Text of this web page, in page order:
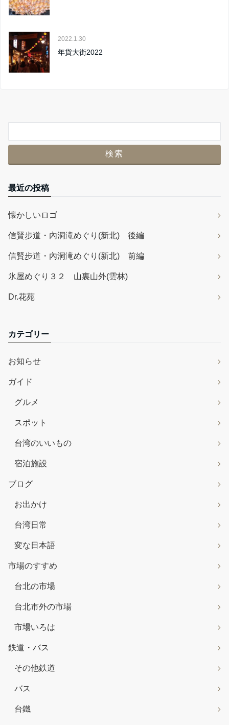
2022.1.30
年貨大街2022
最近の投稿
懐かしいロゴ
信賢步道・內洞滝めぐり(新北) 後編
信賢步道・內洞滝めぐり(新北) 前編
氷屋めぐり３２ 山裏山外(雲林)
Dr.花苑
カテゴリー
お知らせ
ガイド
グルメ
スポット
台湾のいいもの
宿泊施設
ブログ
お出かけ
台湾日常
変な日本語
市場のすすめ
台北の市場
台北市外の市場
市場いろは
鉄道・バス
その他鉄道
バス
台鐵